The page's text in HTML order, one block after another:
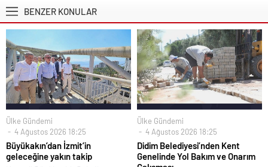
BENZER KONULAR
Ülke Gündemi
4 Ağustos 2026 18:25
Büyükakın’dan İzmit’in
geleceğine yakın takip
Ülke Gündemi
4 Ağustos 2026 18:25
Didim Belediyesi’nden Kent
Genelinde Yol Bakım ve Onarım